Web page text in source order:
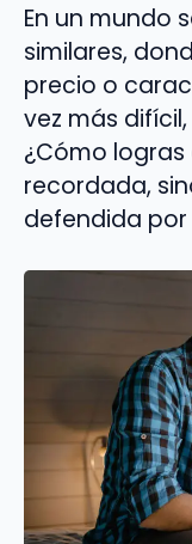
En un mundo
similares,
precio o
vez más
¿Cómo
recordada,
defendida